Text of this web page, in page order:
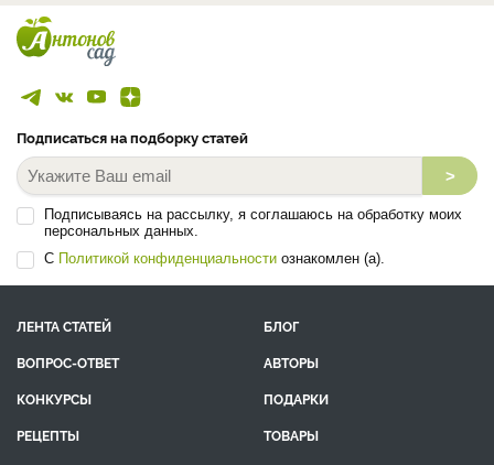
Подписаться на подборку статей
>
Подписываясь на рассылку, я соглашаюсь на обработку моих
персональных данных.
С Политикой конфиденциальности ознакомлен (а).
ЛЕНТА СТАТЕЙ
БЛОГ
ВОПРОС-ОТВЕТ
АВТОРЫ
КОНКУРСЫ
ПОДАРКИ
РЕЦЕПТЫ
ТОВАРЫ